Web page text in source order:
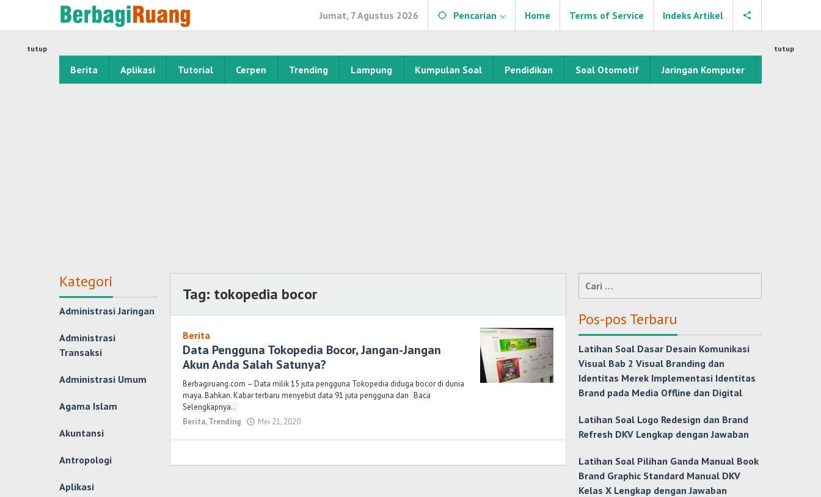
Jumat, 7 Agustus 2026 Pencarian Home Terms of Service Indeks Artikel
Berita Aplikasi Tutorial Cerpen Trending Lampung Kumpulan Soal Pendidikan Soal Otomotif Jaringan Komputer
tutup tutup
Kategori
Administrasi Jaringan
Administrasi
Transaksi
Administrasi Umum
Agama Islam
Akuntansi
Antropologi
Aplikasi
Tag: tokopedia bocor
Berita
Data Pengguna Tokopedia Bocor, Jangan-Jangan
Akun Anda Salah Satunya?
Berbagiruang.com – Data milik 15 juta pengguna Tokopedia diduga bocor di dunia
maya. Bahkan. Kabar terbaru menyebut data 91 juta pengguna dan Baca
Selengkapnya..
Berita,Trending Mei 21, 2020
Cari
untuk:
Pos-pos Terbaru
Latihan Soal Dasar Desain Komunikasi
Visual Bab 2 Visual Branding dan
Identitas Merek Implementasi Identitas
Brand pada Media Offline dan Digital
Latihan Soal Logo Redesign dan Brand
Refresh DKV Lengkap dengan Jawaban
Latihan Soal Pilihan Ganda Manual Book
Brand Graphic Standard Manual DKV
Kelas X Lengkap dengan Jawaban